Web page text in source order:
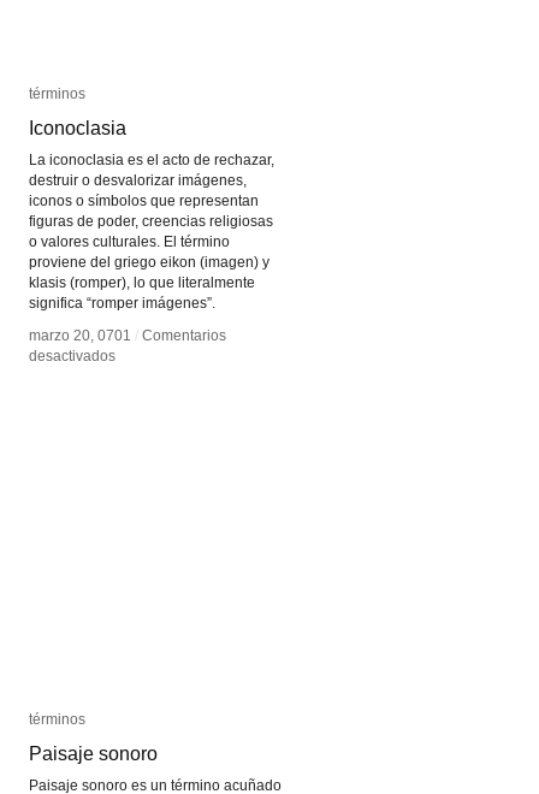
términos
Iconoclasia
La iconoclasia es el acto de rechazar,
destruir o desvalorizar imágenes,
iconos o símbolos que representan
figuras de poder, creencias religiosas
o valores culturales. El término
proviene del griego eikon (imagen) y
klasis (romper), lo que literalmente
significa “romper imágenes”.
marzo 20, 0701 / Comentarios
desactivadosen
términos
Iconoclasia
marzo 20, 0701 / Comentarios
desactivadosen
términos
Paisaje sonoro
Paisaje sonoro es un término acuñado
términos
Paisaje sonoro